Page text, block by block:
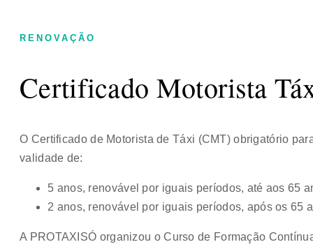
RENOVAÇÃO
Certificado Motorista
O Certificado de Motorista de Táxi (CMT) obrigatório
validade de:
5 anos, renovável por iguais períodos, até aos 65
2 anos, renovável por iguais períodos, após os 65
A PROTAXISÓ organizou o Curso de Formação